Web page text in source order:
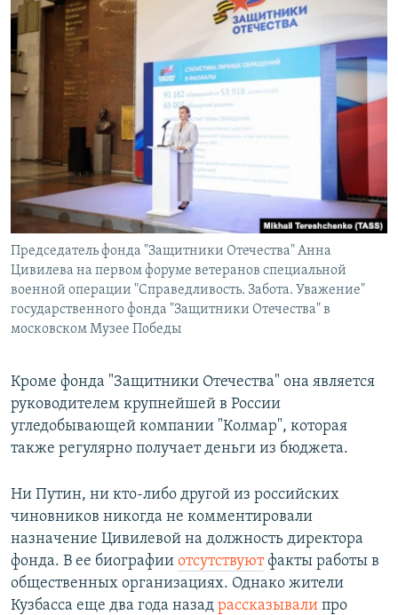
Председатель фонда "Защитники Отечества" Анна
Цивилева на первом форуме ветеранов специальной
военной операции "Справедливость. Забота. Уважение"
государственного фонда "Защитники Отечества" в
московском Музее Победы
Кроме фонда "Защитники Отечества" она является
руководителем крупнейшей в России
угледобывающей компании "Колмар", которая
также регулярно получает деньги из бюджета.
Ни Путин, ни кто-либо другой из российских
чиновников никогда не комментировали
назначение Цивилевой на должность директора
фонда. В ее биографии отсутствуютфакты работы в
общественных организациях. Однако жители
Кузбасса еще два года назад рассказывали про